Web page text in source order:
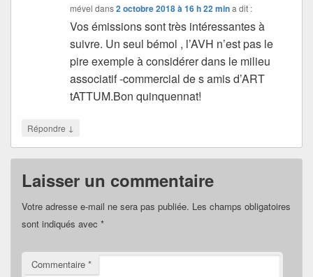
mével dans2 octobre 2018 à 16 h 22 min a dit :
Vos émissions sont très intéressantes à
suivre. Un seul bémol , l’AVH n’est pas le
pire exemple à considérer dans le milieu
associatif -commercial de s amis d’ART
tATTUM.Bon quinquennat!
Répondre ↓
Laisser un commentaire
Votre adresse e-mail ne sera pas publiée. Les champs obligatoires
sont indiqués avec *
Commentaire *